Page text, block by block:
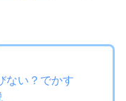
ない？でかす